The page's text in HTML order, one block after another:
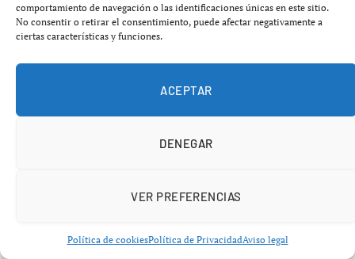
comportamiento de navegación o las identificaciones únicas en este sitio.
No consentir o retirar el consentimiento, puede afectar negativamente a
ciertas características y funciones.
ACEPTAR
DENEGAR
VER PREFERENCIAS
Política de cookiesPolítica de PrivacidadAviso legal
El pádel entra en el Parlamento
Europeo: impulso clave antes de
abril 23, 2026 No hay comentarios 4 minutos